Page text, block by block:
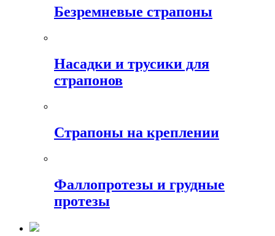
Безремневые страпоны
Насадки и трусики для
страпонов
Страпоны на креплении
Фаллопротезы и грудные
протезы